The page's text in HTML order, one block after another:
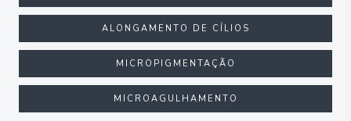
ALONGAMENTO DE CÍLIOS
MICROPIGMENTAÇÃO
MICROAGULHAMENTO